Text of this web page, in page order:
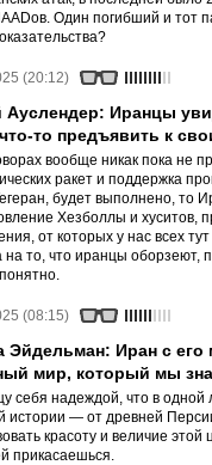
Один погибший и тот
(20:12)
Ауслендер: Иранцы
то предъявить к
вообще никак пока не
ракет и поддержка
будет выполнено, то
Хезболлы и хуситов,
от которых у нас всех
то, что иранцы оборзеют,
(08:15)
Эйдельман: Иран с его
мир, который мы
себя надеждой, что в одной
истории — от древней
красоту и величие
прикасаешься.